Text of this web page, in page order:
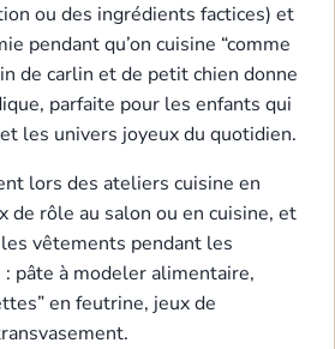
ou des ingrédients factices) et
pendant qu’on cuisine “comme
de carlin et de petit chien donne
parfaite pour les enfants qui
les univers joyeux du quotidien.
lors des ateliers cuisine en
de rôle au salon ou en cuisine, et
vêtements pendant les
pâte à modeler alimentaire,
en feutrine, jeux de